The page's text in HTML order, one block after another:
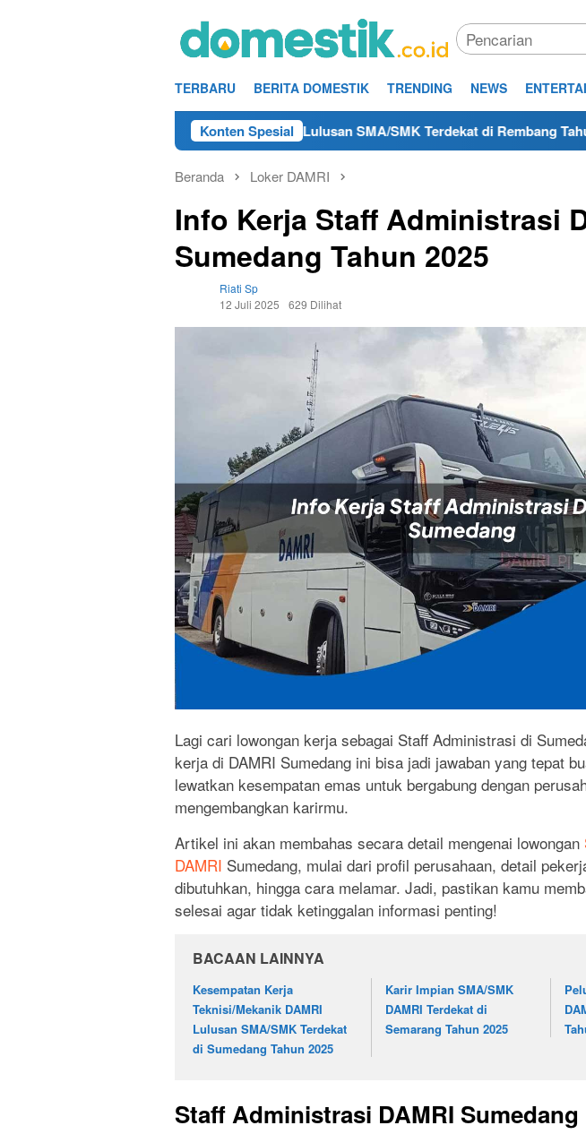
TERBARU BERITA DOMESTIK TRENDING NEWS
Konten Spesial
Teknisi/Mekanik DAMRI Lulusan SMA/SMK Terdekat di Rembang Tahun 2025
Beranda Loker DAMRI
Info Kerja Staff Administrasi
Sumedang Tahun 2025
Riati Sp
12 Juli 2025
629 Dilihat
Lagi cari lowongan kerja sebagai Staff Administrasi di
kerja di DAMRI Sumedang ini bisa jadi jawaban yang tepat
lewatkan kesempatan emas untuk bergabung dengan
mengembangkan karirmu.
Artikel ini akan membahas secara detail mengenai lowongan
DAMRI Sumedang, mulai dari profil perusahaan, detail
dibutuhkan, hingga cara melamar. Jadi, pastikan kamu
selesai agar tidak ketinggalan informasi penting!
BACAAN LAINNYA
Kesempatan Kerja
Teknisi/Mekanik DAMRI
Lulusan SMA/SMK Terdekat
di Sumedang Tahun 2025
Karir Impian SMA/SMK
DAMRI Terdekat di
Semarang Tahun 2025
Staff Administrasi DAMRI Sumedang